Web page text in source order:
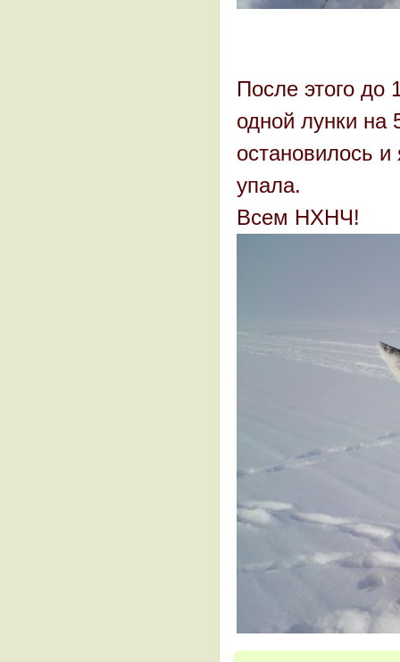
После этого до
одной лунки на
остановилось и
упала.
Всем НХНЧ!